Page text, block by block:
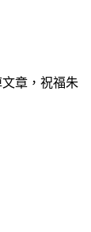
章，祝福朱